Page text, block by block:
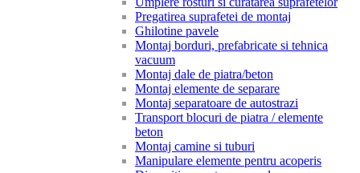
Pregatirea suprafetei de montaj
Ghilotine pavele
Montaj borduri, prefabricate si tehnica
vacuum
Montaj dale de piatra/beton
Montaj elemente de separare
Montaj separatoare de autostrazi
Transport blocuri de piatra / elemente
beton
Montaj camine si tuburi
Manipulare elemente pentru acoperis